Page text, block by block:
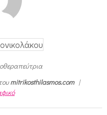
mitrikosthilasmos.com|